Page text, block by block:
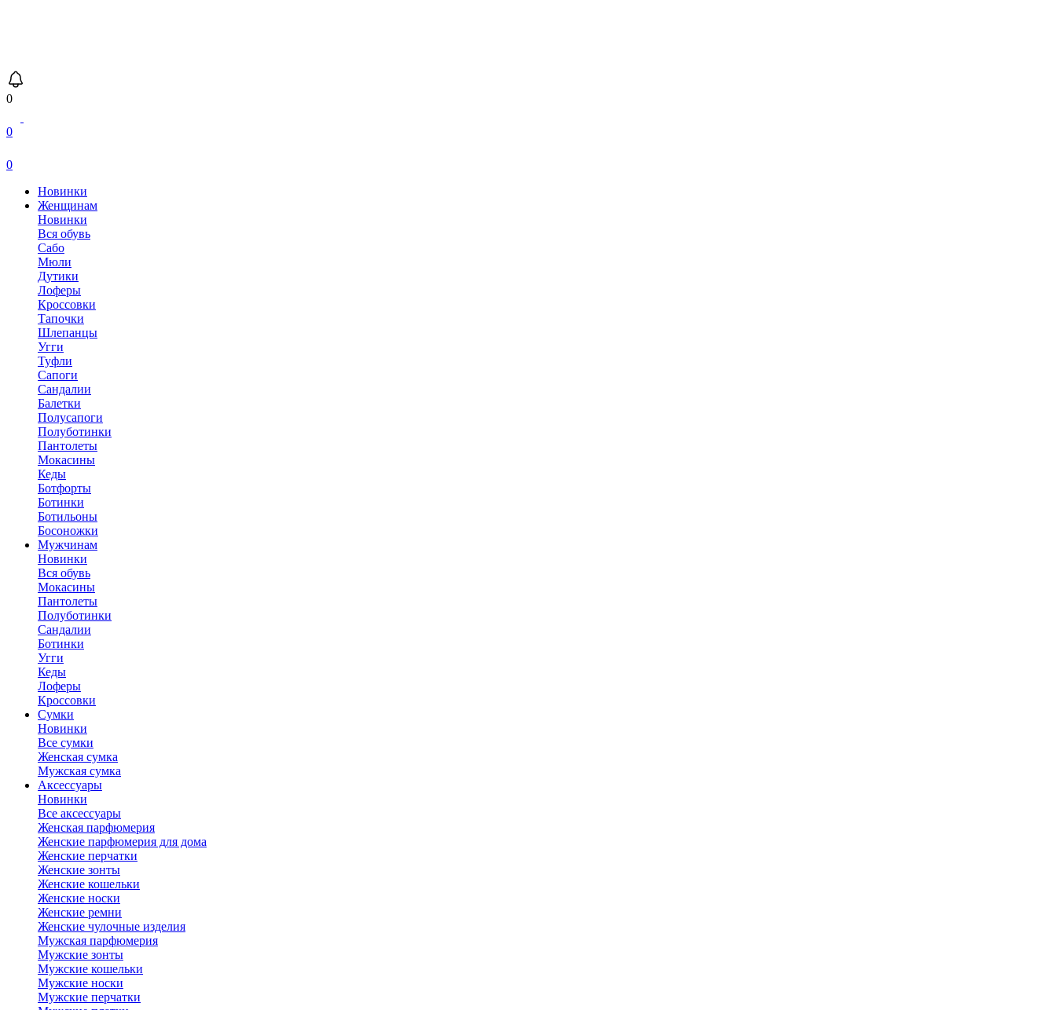
0
0
0
Новинки
Женщинам
Новинки
Вся обувь
Сабо
Мюли
Дутики
Лоферы
Кроссовки
Тапочки
Шлепанцы
Угги
Туфли
Сапоги
Сандалии
Балетки
Полусапоги
Полуботинки
Пантолеты
Мокасины
Кеды
Ботфорты
Ботинки
Ботильоны
Босоножки
Мужчинам
Новинки
Вся обувь
Мокасины
Пантолеты
Полуботинки
Сандалии
Ботинки
Угги
Кеды
Лоферы
Кроссовки
Сумки
Новинки
Все сумки
Женская сумка
Мужская сумка
Аксессуары
Новинки
Все аксессуары
Женская парфюмерия
Женские парфюмерия для дома
Женские перчатки
Женские зонты
Женские кошельки
Женские носки
Женские ремни
Женские чулочные изделия
Мужская парфюмерия
Мужские зонты
Мужские кошельки
Мужские носки
Мужские перчатки